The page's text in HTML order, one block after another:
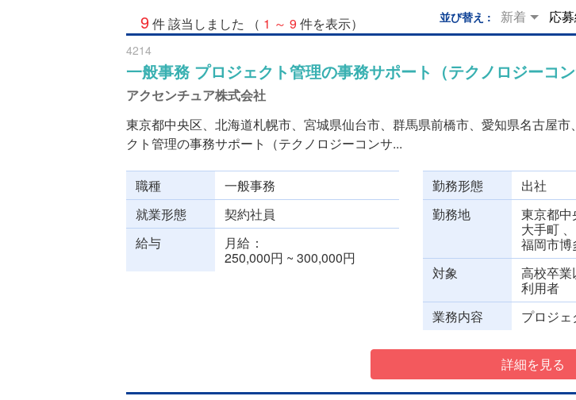
9件 該当しました （ 1 ～ 9 件を表示） 並び替え 新着 応
4214
一般事務 プロジェクト管理の事務サポート（テクノロジーコン
アクセンチュア株式会社
東京都中央区、北海道札幌市、宮城県仙台市、群馬県前橋市、愛知県名古屋
クト管理の事務サポート（テクノロジーコンサ...
職種
一般事務
就業形態
契約社員
給与
月給
250,000円 ~ 300,000円
勤務形態
出社
勤務地
東京都中
大手町
福岡市
対象
高校卒業
利用者
業務内容
プロジ
詳細を見る